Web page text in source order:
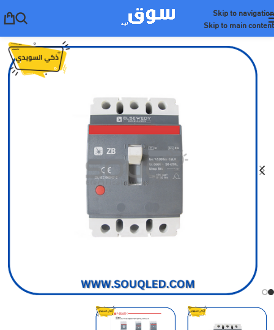
Skip to navigation
Skip to main content